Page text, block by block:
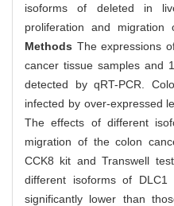
isoforms of deleted in
proliferation and
Methods The expressions
cancer tissue samples and
detected by qRT-PCR.
infected by over-expressed
The effects of different
migration of the colon
CCK8 kit and Transwell
different isoforms of
significantly lower than